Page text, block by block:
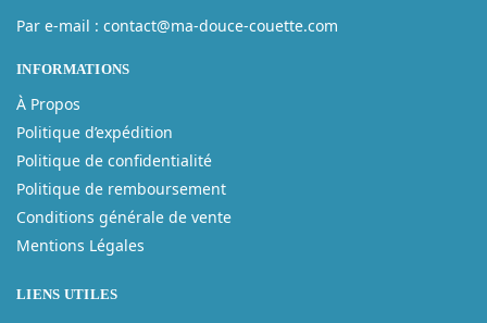
Par e-mail : contact@ma-douce-couette.com
INFORMATIONS
À Propos
Politique d’expédition
Politique de confidentialité
Politique de remboursement
Conditions générale de vente
Mentions Légales
LIENS UTILES